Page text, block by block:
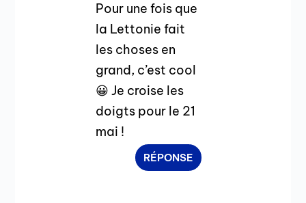
Pour une fois que
la Lettonie fait
les choses en
grand, c’est cool
😀 Je croise les
doigts pour le 21
mai !
RÉPONSE